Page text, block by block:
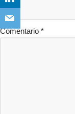
Comentario *